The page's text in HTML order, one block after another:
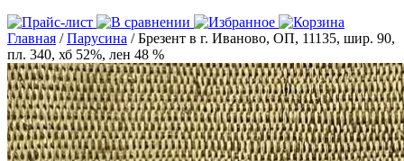
Главная /Парусина / Брезент в г. Иваново, ОП, 11135, шир. 90,
пл. 340, хб 52%, лен 48 %